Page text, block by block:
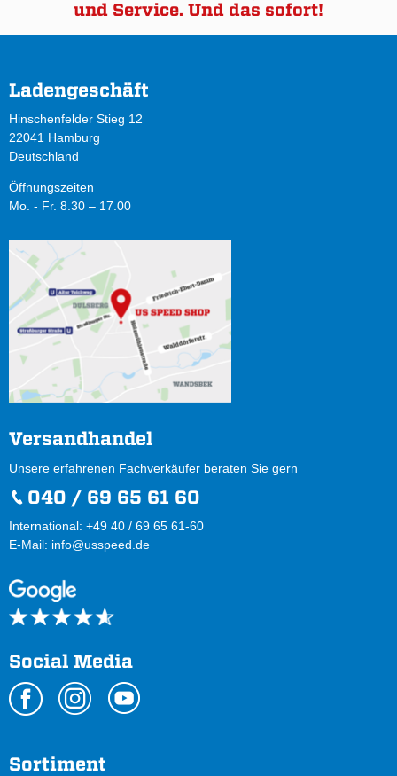
und Service. Und das sofort!
Ladengeschäft
Hinschenfelder Stieg 12
22041 Hamburg
Deutschland
Öffnungszeiten
Mo. - Fr. 8.30 – 17.00
Versandhandel
Unsere erfahrenen Fachverkäufer beraten Sie gern
040 / 69 65 61 60
International: +49 40 / 69 65 61-60
E-Mail: info@usspeed.de
Social Media
Sortiment